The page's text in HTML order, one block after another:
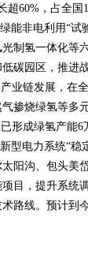
超60%，占全国
能非电利用“
制氢一体化等
碳园区，推进
业链发展，在
掺烧绿氢等多
形成绿氢产能6
型电力系统“
阳沟、包头美
目，提升系统
路线。预计到